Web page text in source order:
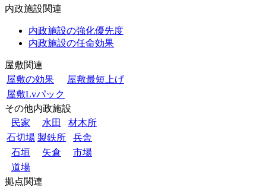
内政施設関連
内政施設の強化優先度
内政施設の任命効果
屋敷関連
屋敷の効果
屋敷最短上げ
屋敷Lvパック
その他内政施設
民家
水田
材木所
石切場 製鉄所
兵舎
石垣
矢倉
市場
道場
拠点関連